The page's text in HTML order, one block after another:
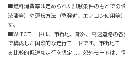
■燃料消費率は定められた試験条件のもとでの
渋滞等）や運転方法（急発進、エアコン使用等
す。
■WLTCモードは、市街地、郊外、高速道路の
で構成した国際的な走行モードです。市街地モ
る比較的低速な走行を想定し、郊外モードは、